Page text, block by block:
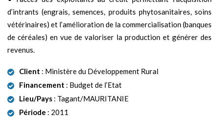
d’intrants (engrais, semences, produits phytosanitaires, soins
vétérinaires) et l’amélioration de la commercialisation (banques
de céréales) en vue de valoriser la production et générer des
revenus.
Client : Ministère du Développement Rural
Financement : Budget de l’Etat
Lieu/Pays : Tagant/MAURITANIE
Période : 2011